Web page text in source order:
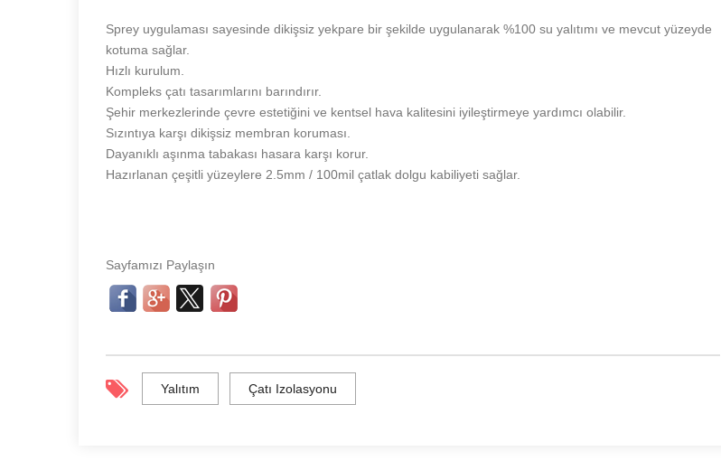
Sprey uygulaması sayesinde dikişsiz yekpare bir şekilde uygulanarak %100 su yalıtımı ve mevcut yüzeyde
kotuma sağlar.
Hızlı kurulum.
Kompleks çatı tasarımlarını barındırır.
Şehir merkezlerinde çevre estetiğini ve kentsel hava kalitesini iyileştirmeye yardımcı olabilir.
Sızıntıya karşı dikişsiz membran koruması.
Dayanıklı aşınma tabakası hasara karşı korur.
Hazırlanan çeşitli yüzeylere 2.5mm / 100mil çatlak dolgu kabiliyeti sağlar.
Sayfamızı Paylaşın
Yalıtım Çatı Izolasyonu